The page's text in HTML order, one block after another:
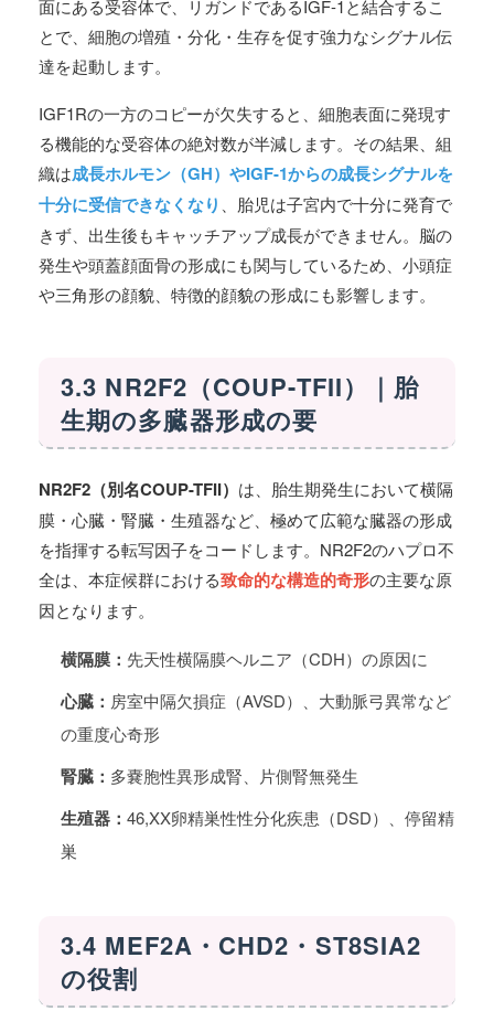
面にある受容体で、リガンドであるIGF-1と結合するこ
とで、細胞の増殖・分化・生存を促す強力なシグナル伝
達を起動します。
IGF1Rの一方のコピーが欠失すると、細胞表面に発現す
る機能的な受容体の絶対数が半減します。その結果、組
織は成長ホルモン（GH）やIGF-1からの成長シグナルを
十分に受信できなくなり
、胎児は子宮内で十分に発育で
きず、出生後もキャッチアップ成長ができません。脳の
発生や頭蓋顔面骨の形成にも関与しているため、小頭症
や三角形の顔貌、特徴的顔貌の形成にも影響します。
3.3 NR2F2（COUP-TFII）｜胎
生期の多臓器形成の要
NR2F2（別名COUP-TFII） は、胎生期発生において横隔
膜・心臓・腎臓・生殖器など、極めて広範な臓器の形成
を指揮する転写因子をコードします。NR2F2のハプロ不
全は、本症候群における致命的な構造的奇形の主要な原
因となります。
横隔膜： 先天性横隔膜ヘルニア（CDH）の原因に
心臓： 房室中隔欠損症（AVSD）、大動脈弓異常など
の重度心奇形
腎臓： 多嚢胞性異形成腎、片側腎無発生
生殖器： 46,XX卵精巣性性分化疾患（DSD）、停留精
巣
3.4 MEF2A・CHD2・ST8SIA2
の役割